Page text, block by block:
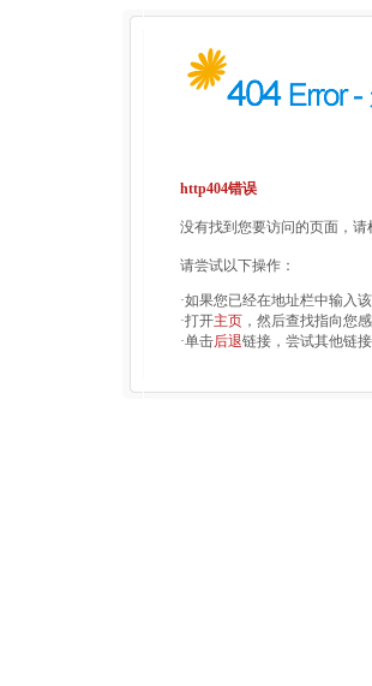
http404错误
没有找到您要访问的页面，
请尝试以下操作：
·如果您已经在地址栏中输入
·打开主页 ，然后查找指向您
·单击后退链接，尝试其他链